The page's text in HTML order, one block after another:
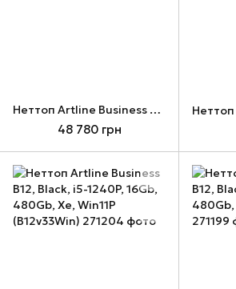
Неттоп Artline Business B12, Black, i5-1240P, 16Gb, 1Tb, Xe, Win11P (B12v35Win)
48 780 грн